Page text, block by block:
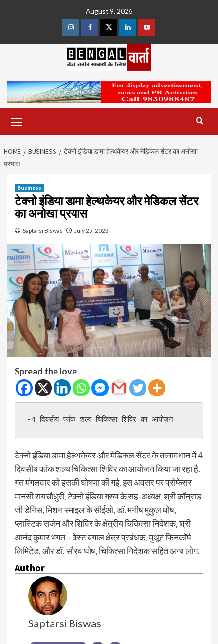
August 9, 2026
InstagramFacebookTwitterLinkedinYoutube
Menu
HOME BUSINESS
टेक्नो इंडिया डामा हेल्थकेयर और मेडिकल सेंटर का अनोखा
प्रयास
Business
टेक्नो इंडिया डामा हेल्थकेयर और मेडिकल सेंटर
का अनोखा प्रयास
Saptarsi Biswas July 25, 2023
Spread the love
-4 दिवसीय फांक शल्य चिकित्सा शिविर का आयोजन
टेक्नो इंडिया डामा हेल्थकेयर और मेडिकल सेंटर के तत्वावधान में 4
दिवसीय फांक शल्य चिकित्सा शिविर का आयोजन किया जा रहा है.
गत मंगलवार को इसकी घोषणा की गई. इस अवसर पर प्रोफेसर
मानसी रायचौधुरी, टेक्नो इंडिया ग्रुप के सह-अध्यक्ष, श्री कॉन्राड
जी डेनिस, मिशन स्माइल के सीईओ, डॉ. मनीष मुकुल घोष,
प्लास्टिक सर्जन और शिविर के क्षेत्रीय चिकित्सा निदेशक, श्री
आनंद कुमार भगत – वेस्ट बंगाल क्षेत्र प्रबंधक, मुथूट फिनकॉर्प
लिमिटेड, और डॉ. सौरव घोष, चिकित्सा निदेशक सहित अन्य लोग.
Author
Saptarsi Biswas